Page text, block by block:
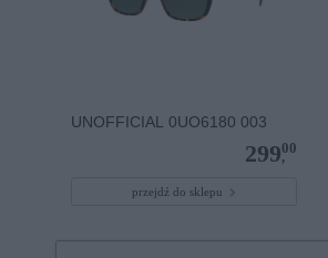
UNOFFICIAL 0UO6180 003
299,
00
przejdź do sklepu